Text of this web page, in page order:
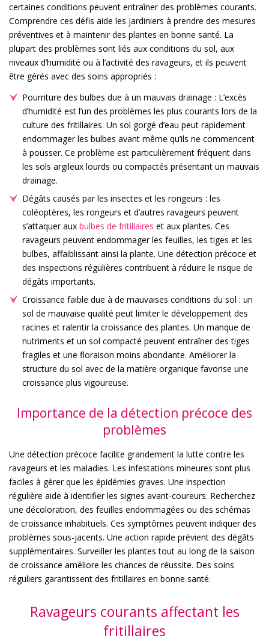
certaines conditions peuvent entraîner des problèmes courants.
Comprendre ces défis aide les jardiniers à prendre des mesures
préventives et à maintenir des plantes en bonne santé. La
plupart des problèmes sont liés aux conditions du sol, aux
niveaux d’humidité ou à l’activité des ravageurs, et ils peuvent
être gérés avec des soins appropriés :
Pourriture des bulbes due à un mauvais drainage : L’excès
d’humidité est l’un des problèmes les plus courants lors de la
culture des fritillaires. Un sol gorgé d’eau peut rapidement
endommager les bulbes avant même qu’ils ne commencent
à pousser. Ce problème est particulièrement fréquent dans
les sols argileux lourds ou compactés présentant un mauvais
drainage.
Dégâts causés par les insectes et les rongeurs : les
coléoptères, les rongeurs et d’autres ravageurs peuvent
s’attaquer aux bulbes de fritillaires et aux plantes. Ces
ravageurs peuvent endommager les feuilles, les tiges et les
bulbes, affaiblissant ainsi la plante. Une détection précoce et
des inspections régulières contribuent à réduire le risque de
dégâts importants.
Croissance faible due à de mauvaises conditions du sol : un
sol de mauvaise qualité peut limiter le développement des
racines et ralentir la croissance des plantes. Un manque de
nutriments et un sol compacté peuvent entraîner des tiges
fragiles et une floraison moins abondante. Améliorer la
structure du sol avec de la matière organique favorise une
croissance plus vigoureuse.
Importance de la détection précoce des
problèmes
Une détection précoce facilite grandement la lutte contre les
ravageurs et les maladies. Les infestations mineures sont plus
faciles à gérer que les épidémies graves. Une inspection
régulière aide à identifier les signes avant-coureurs. Recherchez
une décoloration, des feuilles endommagées ou des schémas
de croissance inhabituels. Ces symptômes peuvent indiquer des
problèmes sous-jacents. Une action rapide prévient des dégâts
supplémentaires. Surveiller les plantes tout au long de la saison
de croissance améliore les chances de réussite. Des soins
réguliers garantissent des fritillaires en bonne santé.
Ravageurs courants affectant les
fritillaires